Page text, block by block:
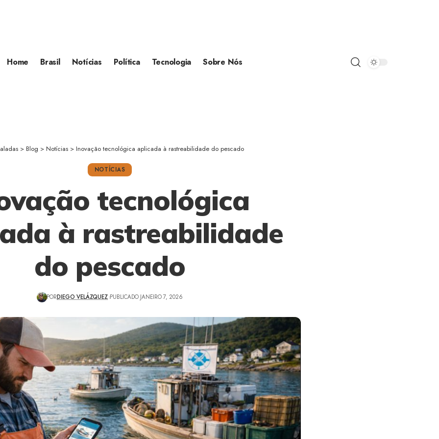
Home Brasil Notícias Política Tecnologia Sobre Nós
> Blog > Notícias> Inovação tecnológica aplicada à rastreabilidade do pescado
NOTÍCIAS
tecnológica
à rastreabilidade
do pescado
PORDIEGO VELÁZQUEZ PUBLICADO JANEIRO 7, 2026